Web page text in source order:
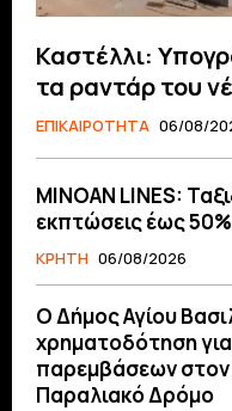
Καστέλλι:
τα ραντάρ του
ΕΠΙΚΑΙΡΟΤΗΤΑ 06/08/
MINOAN LINES:
εκπτώσεις έως 50%
ΚΡΗΤΗ 06/08/2026
O Δήμος Αγίου
χρηματοδότηση
παρεμβάσεων στον
Παραλιακό Δρόμο